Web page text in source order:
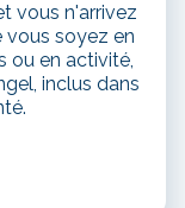
vous n'arrivez
vous soyez en
ou en activité,
inclus dans